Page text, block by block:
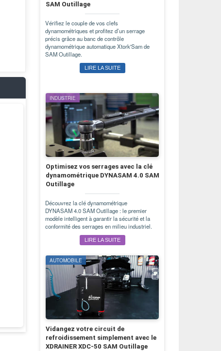
SAM Outillage
Vérifiez le couple de vos clefs
dynamométriques et profitez d’un serrage
précis grâce au banc de contrôle
dynamométrique automatique Xtork'Sam de
SAM Outillage.
LIRE LA SUITE
INDUSTRIE
Optimisez vos serrages avec la clé
dynamométrique DYNASAM 4.0 SAM
Outillage
Découvrez la clé dynamométrique
DYNASAM 4.0 SAM Outillage : le premier
modèle intelligent à garantir la sécurité et la
conformité des serrages en milieu industriel.
LIRE LA SUITE
AUTOMOBILE
Vidangez votre circuit de
refroidissement simplement avec le
XDRAINER XDC-50 SAM Outillage